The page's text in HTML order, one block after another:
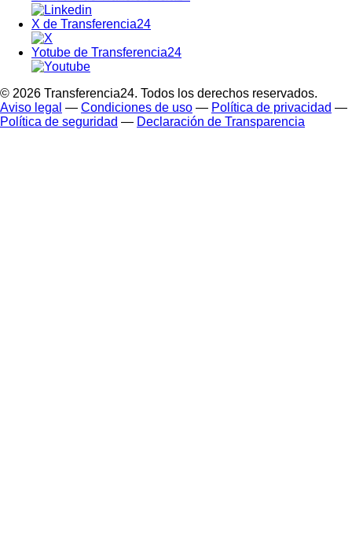
X de Transferencia24
Yotube de Transferencia24
© 2026 Transferencia24. Todos los derechos reservados.
Aviso legal — Condiciones de uso — Política de privacidad —
Política de seguridad — Declaración de Transparencia